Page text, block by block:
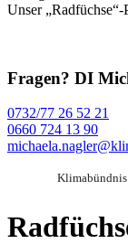
Unser
Fragen? DI
0732/77 26 52 21
0660 724 13 90
Klimabündnis